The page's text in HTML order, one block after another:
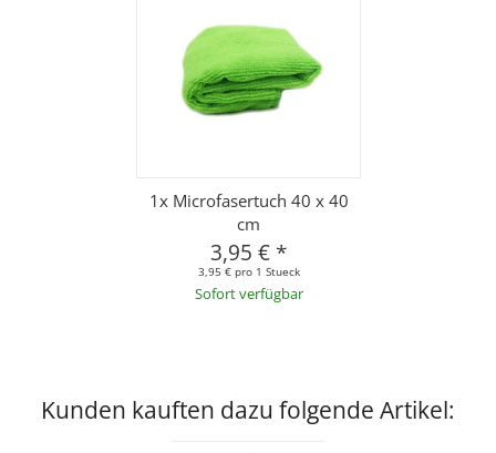
1x Microfasertuch 40 x 40
cm
3,95 € *
3,95 € pro 1 Stueck
Sofort verfügbar
Kunden kauften dazu folgende Artikel: